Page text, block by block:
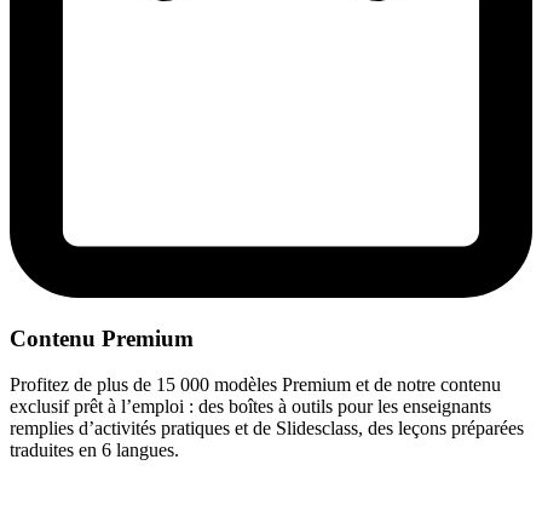
Contenu Premium
Profitez de plus de 15 000 modèles Premium et de notre contenu
exclusif prêt à l’emploi : des boîtes à outils pour les enseignants
remplies d’activités pratiques et de Slidesclass, des leçons préparées
traduites en 6 langues.